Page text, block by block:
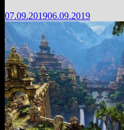
07.09.201906.09.2019